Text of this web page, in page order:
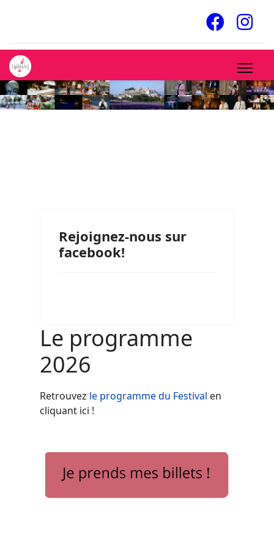
Rejoignez-nous sur
facebook!
Le programme
2026
Retrouvez le programme du Festival en
cliquant ici !